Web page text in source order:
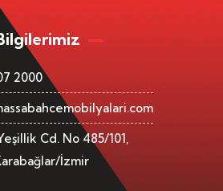
2000
Cd. No 485/101,
İzmir